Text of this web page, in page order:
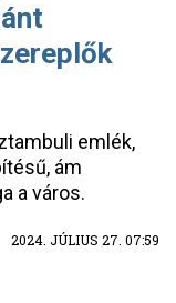
emlék,
ám
a város.
2024. JÚLIUS 27. 07:59